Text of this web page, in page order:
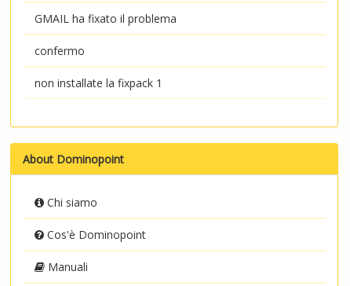
GMAIL ha fixato il problema
confermo
non installate la fixpack 1
About Dominopoint
Chi siamo
Cos'è Dominopoint
Manuali